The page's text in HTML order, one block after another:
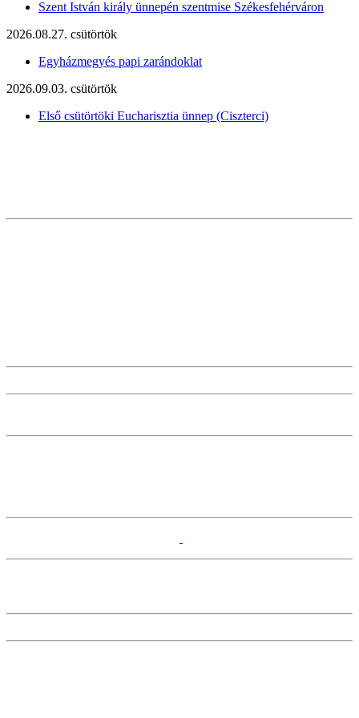
Szent István király ünnepén szentmise Székesfehérváron
2026.08.27. csütörtök
Egyházmegyés papi zarándoklat
2026.09.03. csütörtök
Első csütörtöki Eucharisztia ünnep (Ciszterci)